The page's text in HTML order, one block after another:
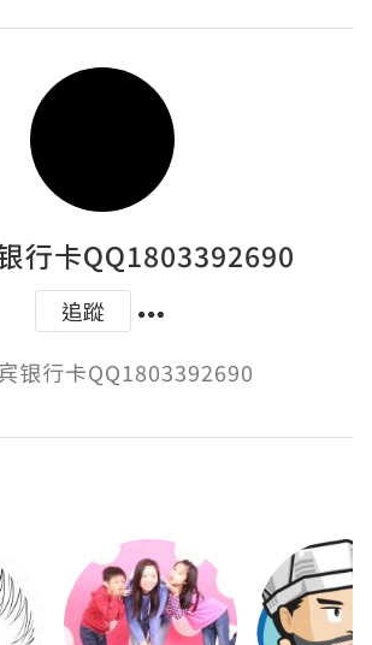
行卡QQ1803392690
追蹤
银行卡QQ1803392690